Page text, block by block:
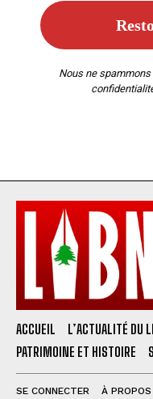
Nous ne
ACCUEIL L’ACTUALITÉ DU
PATRIMOINE ET HISTOIRE
SE CONNECTER À PROPOS